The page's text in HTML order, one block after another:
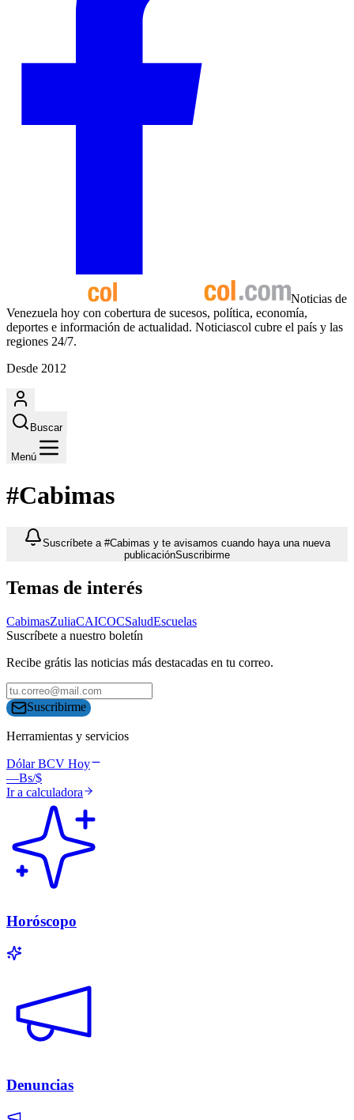
Noticias de
Venezuela hoy con cobertura de sucesos, política, economía,
deportes e información de actualidad. Noticiascol cubre el país y las
regiones 24/7.
Desde 2012
Buscar
Menú
#Cabimas
Suscríbete a #Cabimas y te avisamos cuando haya una nueva
publicaciónSuscribirme
Temas de interés
CabimasZuliaCAICOCSaludEscuelas
Suscríbete a nuestro boletín
Recibe grátis las noticias más destacadas en tu correo.
Suscribirme
Herramientas y servicios
Dólar BCV Hoy
—Bs/$
Ir a calculadora
Horóscopo
Denuncias